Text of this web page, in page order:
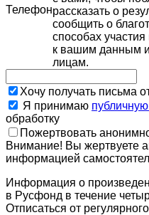
Телефонрассказать о
сообщить о
способах
к вашим данным
лицам.
Хочу получать письма
Я принимаю
обработку
Пожертвовать
Внимание! Вы жертвуете
информацией
Информация о
в Русфонд в течение
Отписаться от